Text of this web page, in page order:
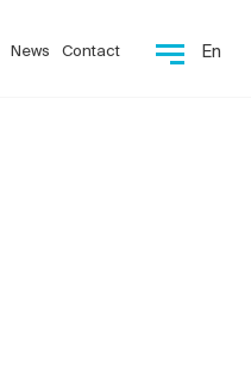
News Contact En